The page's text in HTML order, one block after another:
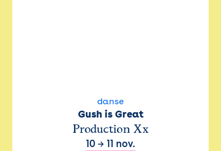
danse
Gush is Great
Production Xx
10 → 11 nov.